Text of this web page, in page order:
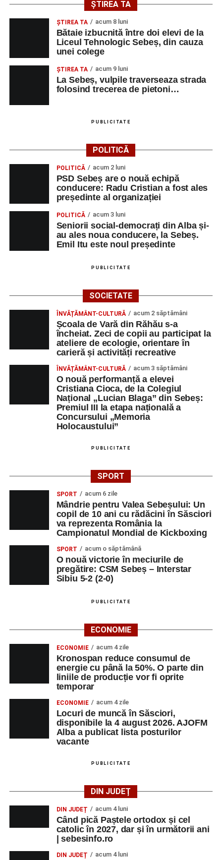
ȘTIREA TA
ŞTIREA TA acum 8 luni
Bătaie izbucnită între doi elevi de la
Liceul Tehnologic Sebeș, din cauza
unei colege
ŞTIREA TA acum 9 luni
La Sebeș, vulpile traverseaza strada
folosind trecerea de pietoni…
PUBLICITATE
POLITICĂ
POLITICĂ acum 2 luni
PSD Sebeș are o nouă echipă
conducere: Radu Cristian a fost ales
președinte al organizației
POLITICĂ acum 3 luni
Seniorii social-democrați din Alba și-
au ales noua conducere, la Sebeș.
Emil Itu este noul președinte
PUBLICITATE
SOCIETATE
ÎNVĂȚĂMÂNT-CULTURĂ acum 2 săptămâni
Școala de Vară din Răhău s-a
încheiat. Zeci de copii au participat la
ateliere de ecologie, orientare în
carieră și activități recreative
ÎNVĂȚĂMÂNT-CULTURĂ acum 3 săptămâni
O nouă performanță a elevei
Cristiana Cioca, de la Colegiul
Național „Lucian Blaga” din Sebeș:
Premiul III la etapa națională a
Concursului „Memoria
Holocaustului”
PUBLICITATE
SPORT
SPORT acum 6 zile
Mândrie pentru Valea Sebeșului: Un
copil de 10 ani cu rădăcini în Săsciori
va reprezenta România la
Campionatul Mondial de Kickboxing
SPORT acum o săptămână
O nouă victorie în meciurile de
pregătire: CSM Sebeș – Interstar
Sibiu 5-2 (2-0)
PUBLICITATE
ECONOMIE
ECONOMIE acum 4 zile
Kronospan reduce consumul de
energie cu până la 50%. O parte din
liniile de producție vor fi oprite
temporar
ECONOMIE acum 4 zile
Locuri de muncă în Săsciori,
disponibile la 4 august 2026. AJOFM
Alba a publicat lista posturilor
vacante
PUBLICITATE
DIN JUDEȚ
DIN JUDEȚ acum 4 luni
Când pică Paștele ortodox și cel
catolic în 2027, dar și în următorii ani
| sebesinfo.ro
DIN JUDEȚ acum 4 luni